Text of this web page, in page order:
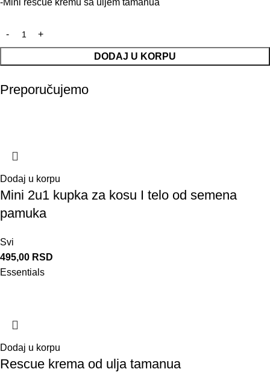
DODAJ U KORPU
Preporučujemo
Dodaj u korpu
Mini 2u1 kupka za kosu I telo od semena
pamuka
Svi
495,00 RSD
Essentials
Dodaj u korpu
Rescue krema od ulja tamanua